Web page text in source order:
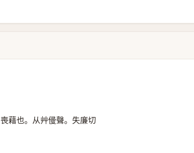
喪藉也。从艸㑴聲。失廉切